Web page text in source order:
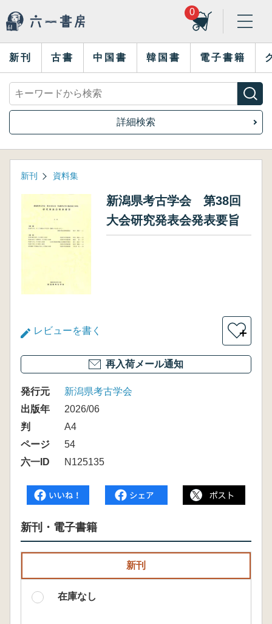
0
新刊 古書 中国書 韓国書 電子書籍
詳細検索
新刊 資料集
新潟県考古学会 第38回
大会研究発表会発表要旨
レビューを書く ＋
再入荷メール通知
発行元
新潟県考古学会
出版年
2026/06
判
A4
ページ
54
六一ID
N125135
新刊・電子書籍
新刊
在庫なし